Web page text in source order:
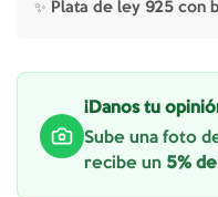
✨ Plata de ley 925 con
¡Danos tu
Sube una foto
recibe un 5%